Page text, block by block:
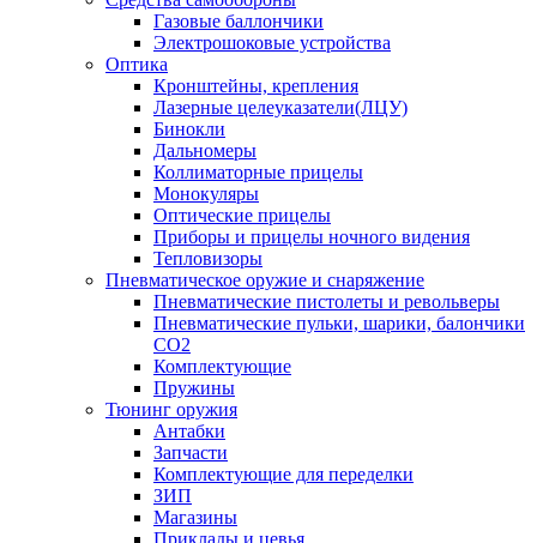
Газовые баллончики
Электрошоковые устройства
Оптика
Кронштейны, крепления
Лазерные целеуказатели(ЛЦУ)
Бинокли
Дальномеры
Коллиматорные прицелы
Монокуляры
Оптические прицелы
Приборы и прицелы ночного видения
Тепловизоры
Пневматическое оружие и снаряжение
Пневматические пистолеты и револьверы
Пневматические пульки, шарики, балончики
CO2
Комплектующие
Пружины
Тюнинг оружия
Антабки
Запчасти
Комплектующие для переделки
ЗИП
Магазины
Приклады и цевья